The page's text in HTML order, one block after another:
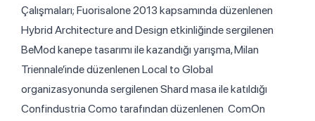
Çalışmaları; Fuorisalone 2013 kapsamında düzenlenen
Hybrid Architecture and Design etkinliğinde sergilenen
BeMod kanepe tasarımı ile kazandığı yarışma, Milan
Triennale’inde düzenlenen Local to Global
organizasyonunda sergilenen Shard masa ile katıldığı
Confindustria Como tarafından düzenlenen ComOn